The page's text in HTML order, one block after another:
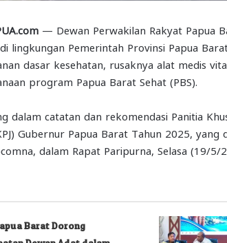
— Dewan Perwakilan Rakyat Papua
lingkungan Pemerintah Provinsi Papua
dasar kesehatan, rusaknya alat medis
program Papua Barat Sehat (PBS).
dalam catatan dan rekomendasi Panitia
Gubernur Papua Barat Tahun 2025, yang
dalam Rapat Paripurna, Selasa (19/5/
Barat Dorong